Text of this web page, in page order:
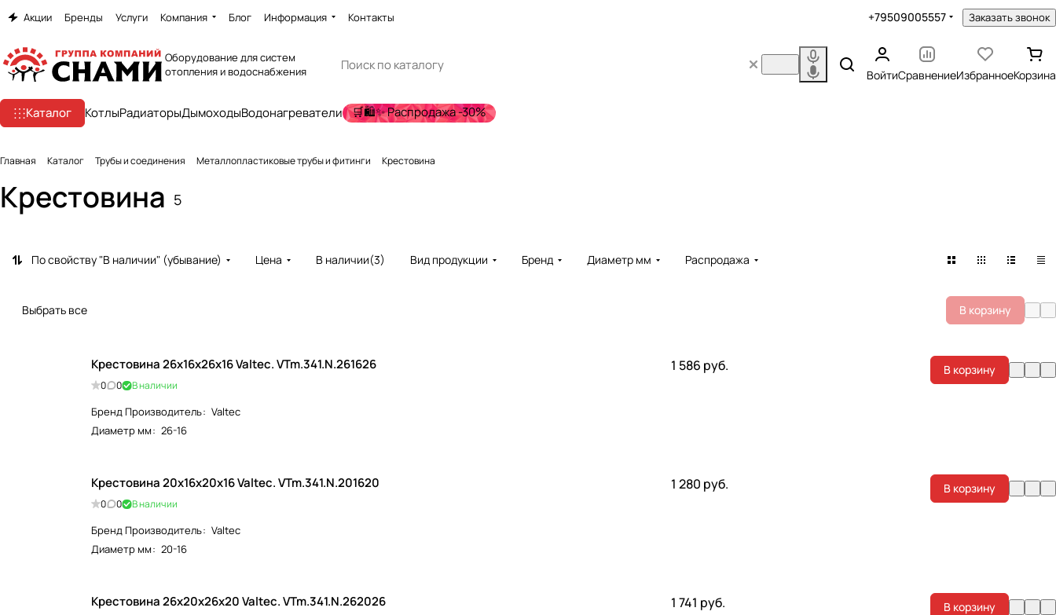
Акции Бренды Услуги Компания Блог Информация Контакты +79509005557 Заказать звонок
Оборудование для систем
отопления и водоснабжения
ВойтиСравнениеИзбранноеКорзина
Каталог КотлыРадиаторыДымоходыВодонагреватели 🛒🛍️✨ Распродажа -30%
Главная Каталог Трубы и соединения Металлопластиковые трубы и фитинги Крестовина
Крестовина 5
По свойству "В наличии" (убывание) Цена В наличии(3) Вид продукции Бренд Диаметр мм Распродажа
Выбрать все В корзину
Крестовина 26х16х26х16 Valtec. VTm.341.N.261626
0 0 В наличии
1 586 руб. В корзину
Бренд Производитель: Valtec
Диаметр мм: 26-16
Крестовина 20х16х20х16 Valtec. VTm.341.N.201620
0 0 В наличии
1 280 руб. В корзину
Бренд Производитель: Valtec
Диаметр мм: 20-16
Крестовина 26х20х26х20 Valtec. VTm.341.N.262026 1 741 руб. В корзину